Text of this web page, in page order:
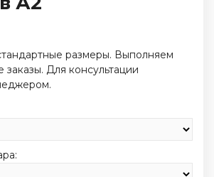
размеры. Выполняем
Для консультации